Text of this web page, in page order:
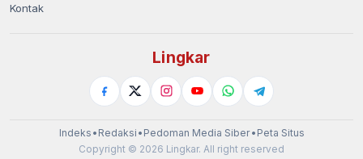
Kontak
Lingkar
Indeks • Redaksi • Pedoman Media Siber• Peta Situs
Copyright © 2026 Lingkar. All right reserved